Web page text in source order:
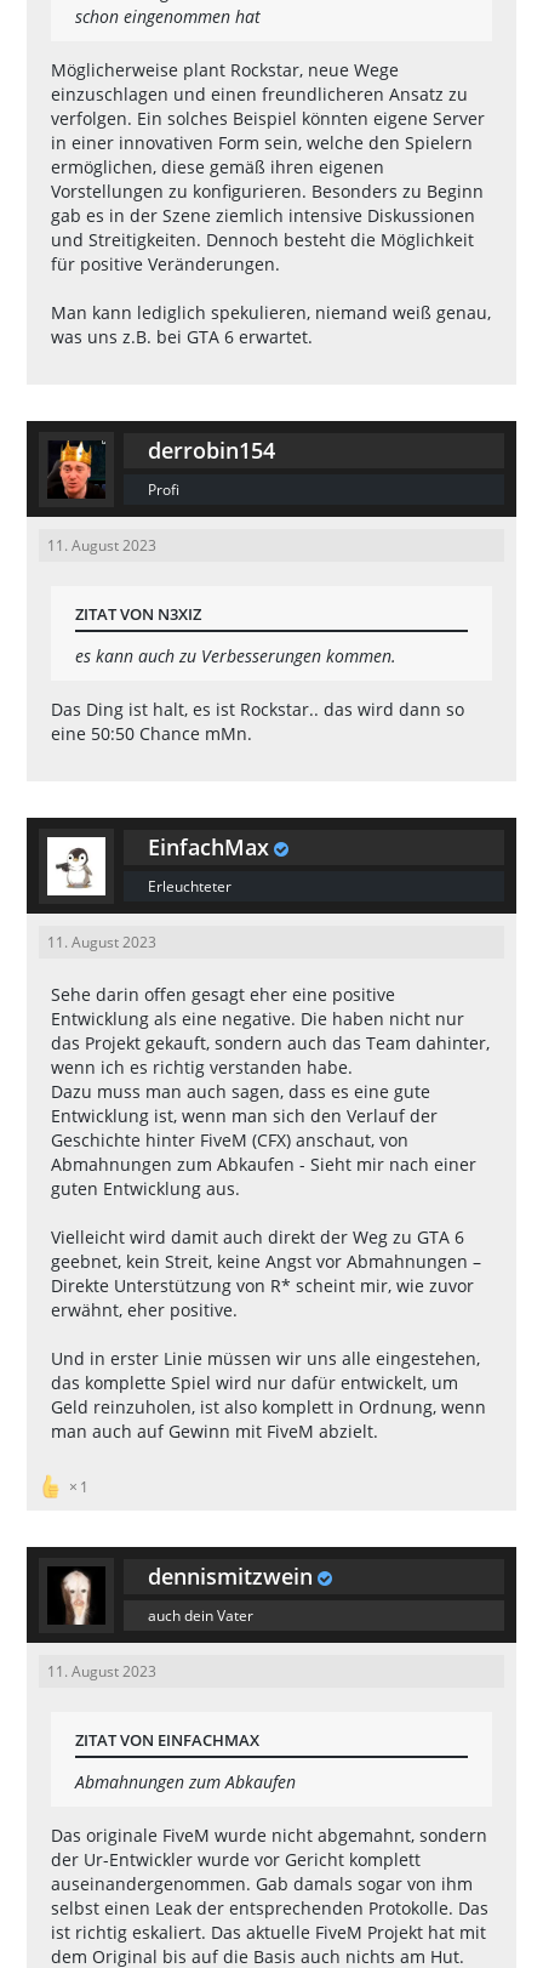
schon eingenommen hat
Möglicherweise plant Rockstar, neue Wege
einzuschlagen und einen freundlicheren Ansatz zu
verfolgen. Ein solches Beispiel könnten eigene Server
in einer innovativen Form sein, welche den Spielern
ermöglichen, diese gemäß ihren eigenen
Vorstellungen zu konfigurieren. Besonders zu Beginn
gab es in der Szene ziemlich intensive Diskussionen
und Streitigkeiten. Dennoch besteht die Möglichkeit
für positive Veränderungen.
Man kann lediglich spekulieren, niemand weiß genau,
was uns z.B. bei GTA 6 erwartet.
derrobin154
Profi
11. August 2023
ZITAT VON N3XIZ
es kann auch zu Verbesserungen kommen.
Das Ding ist halt, es ist Rockstar.. das wird dann so
eine 50:50 Chance mMn.
EinfachMax
Erleuchteter
11. August 2023
Sehe darin offen gesagt eher eine positive
Entwicklung als eine negative. Die haben nicht nur
das Projekt gekauft, sondern auch das Team dahinter,
wenn ich es richtig verstanden habe.
Dazu muss man auch sagen, dass es eine gute
Entwicklung ist, wenn man sich den Verlauf der
Geschichte hinter FiveM (CFX) anschaut, von
Abmahnungen zum Abkaufen - Sieht mir nach einer
guten Entwicklung aus.
Vielleicht wird damit auch direkt der Weg zu GTA 6
geebnet, kein Streit, keine Angst vor Abmahnungen –
Direkte Unterstützung von R* scheint mir, wie zuvor
erwähnt, eher positive.
Und in erster Linie müssen wir uns alle eingestehen,
das komplette Spiel wird nur dafür entwickelt, um
Geld reinzuholen, ist also komplett in Ordnung, wenn
man auch auf Gewinn mit FiveM abzielt.
1
dennismitzwein
auch dein Vater
11. August 2023
ZITAT VON EINFACHMAX
Abmahnungen zum Abkaufen
Das originale FiveM wurde nicht abgemahnt, sondern
der Ur-Entwickler wurde vor Gericht komplett
auseinandergenommen. Gab damals sogar von ihm
selbst einen Leak der entsprechenden Protokolle. Das
ist richtig eskaliert. Das aktuelle FiveM Projekt hat mit
dem Original bis auf die Basis auch nichts am Hut.